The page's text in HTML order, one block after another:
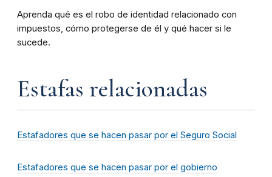
Aprenda qué es el robo de identidad relacionado con
impuestos, cómo protegerse de él y qué hacer si le
sucede.
Estafas relacionadas
Estafadores que se hacen pasar por el Seguro Social
Estafadores que se hacen pasar por el gobierno